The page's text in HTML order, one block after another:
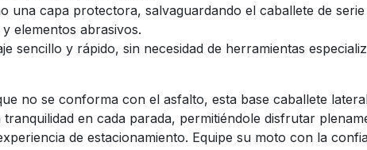
una capa protectora, salvaguardando el caballete de
elementos abrasivos.
sencillo y rápido, sin necesidad de herramientas
no se conforma con el asfalto, esta base caballete
en cada parada, permitiéndole disfrutar
de estacionamiento. Equipe su moto con la